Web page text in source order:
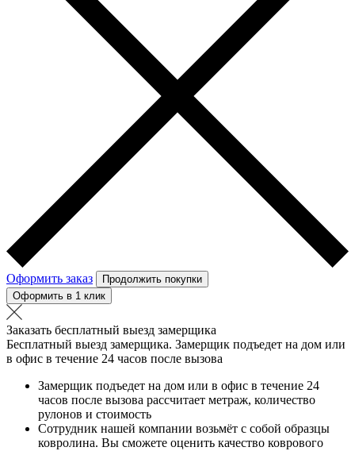
Оформить заказ
Продолжить покупки
Оформить в 1 клик
Заказать бесплатный выезд замерщика
Бесплатный выезд замерщика. Замерщик подъедет на дом или
в офис в течение 24 часов после вызова
Замерщик подъедет на дом или в офис в течение 24
часов после вызова рассчитает метраж, количество
рулонов и стоимость
Сотрудник нашей компании возьмёт с собой образцы
ковролина. Вы сможете оценить качество коврового